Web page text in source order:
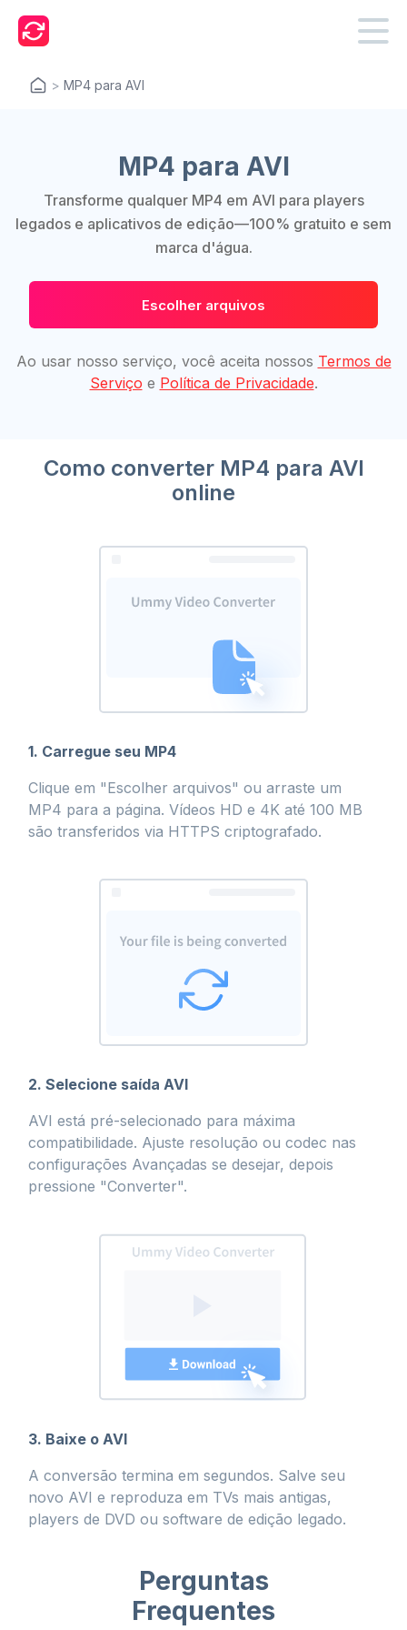
> MP4 para AVI
MP4 para AVI
Transforme qualquer MP4 em AVI para players
legados e aplicativos de edição—100% gratuito e sem
marca d'água.
Escolher arquivos
Ao usar nosso serviço, você aceita nossos Termos de
Serviço e Política de Privacidade.
Como converter MP4 para AVI
online
1. Carregue seu MP4
Clique em "Escolher arquivos" ou arraste um
MP4 para a página. Vídeos HD e 4K até 100 MB
são transferidos via HTTPS criptografado.
2. Selecione saída AVI
AVI está pré-selecionado para máxima
compatibilidade. Ajuste resolução ou codec nas
configurações Avançadas se desejar, depois
pressione "Converter".
3. Baixe o AVI
A conversão termina em segundos. Salve seu
novo AVI e reproduza em TVs mais antigas,
players de DVD ou software de edição legado.
Perguntas
Frequentes